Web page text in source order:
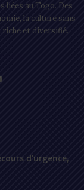
liées au Togo. Des
la culture sans
et diversifié.
d’urgence,